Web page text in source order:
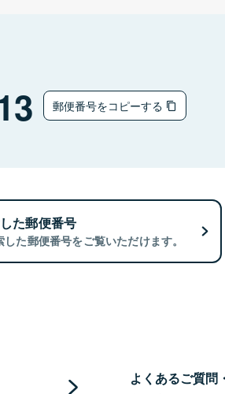
郵便番号をコピーする
た郵便番号
た郵便番号をご覧いただけます。
よくあるご質問